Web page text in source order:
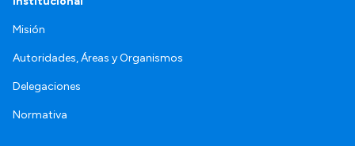
Misión
Autoridades, Áreas y Organismos
Delegaciones
Normativa